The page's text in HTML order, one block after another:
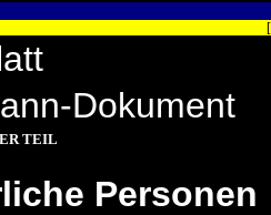
Dokument
TEIL
Personen